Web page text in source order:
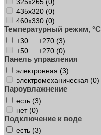
435х320 (0)
460х330 (0)
Температурный режим, °C
+30 ... +270 (3)
+50 ... +270 (0)
Панель управления
электронная (3)
электромеханическая (0)
Пароувлажнение
есть (3)
нет (0)
Подключение к воде
есть (3)